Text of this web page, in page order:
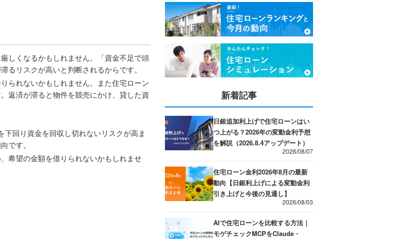
しくなるかもしれません。「資金不足で頭
るリスクが高いと判断されるからです。
られないかもしれません。また住宅ローン
返済が滞ると物件を競売にかけ、貸した資
回り資金を回収し切れないリスクが高ま
です。
希望の金額を借りられないかもしれませ
新着記事
日銀追加利上げで住宅ローンはい
つ上がる？2026年の変動金利予想
を解説（2026.8.4アップデート）
2026/08/07
住宅ローン金利2026年8月の最新
動向【日銀利上げによる変動金利
引き上げと今後の見通し】
2026/08/03
AIで住宅ローンを比較する方法｜
モゲチェックMCPをClaude・